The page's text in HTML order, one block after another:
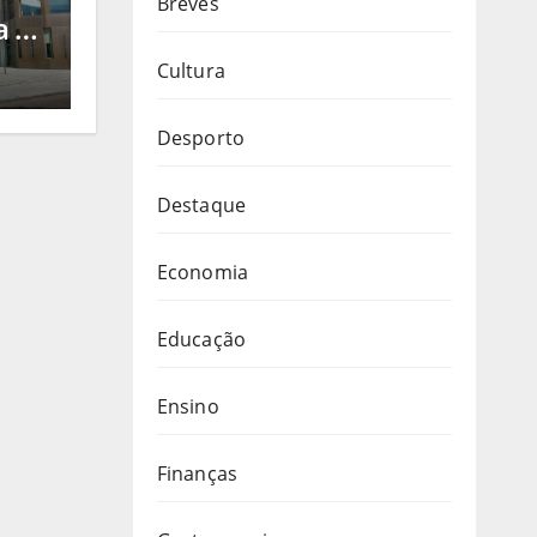
de
e Cultura
Desporto
Destaque
Economia
Educação
Ensino
Finanças